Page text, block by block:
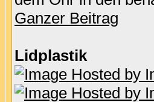
Ganzer Beitrag
Lidplastik